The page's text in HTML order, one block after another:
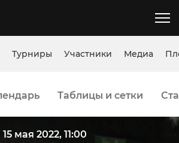
Турниры Участники Медиа
Таблицы и сетки
15 мая 2022, 11:00